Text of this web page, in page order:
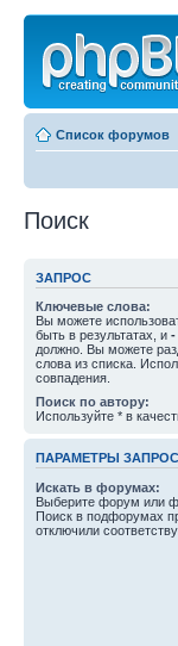
Список форумов
Поиск
ЗАПРОС
Ключевые слова:
Вы можете
быть в результатах, и -
должно. Вы можете
слова из списка.
совпадения.
Поиск по автору:
Используйте * в
ПАРАМЕТРЫ
Искать в форумах:
Выберите форум или
Поиск в подфорумах
отключили